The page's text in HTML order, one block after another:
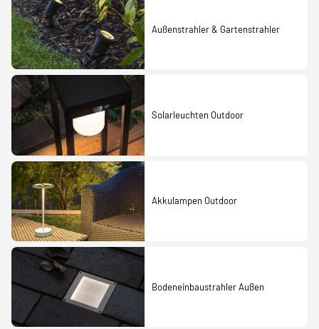
Außenstrahler & Gartenstrahler
Solarleuchten Outdoor
Akkulampen Outdoor
Bodeneinbaustrahler Außen